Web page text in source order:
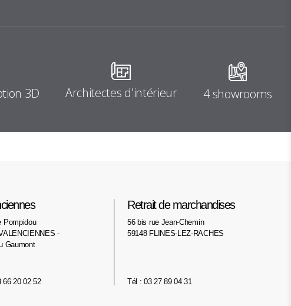
3D Architectes d'intérieur 4 showrooms
Pompidou
-
Gaumont
66 20 02 52
Retrait de marchandises
56 bis rue Jean-Chemin
59148 FLINES-LEZ-RACHES
Tél : 03 27 89 04 31